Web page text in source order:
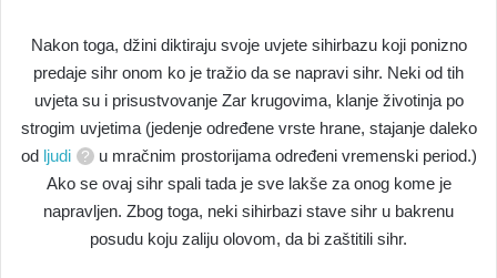
Nakon toga, džini diktiraju svoje uvjete sihirbazu koji ponizno
predaje sihr onom ko je tražio da se napravi sihr. Neki od tih
uvjeta su i prisustvovanje Zar krugovima, klanje životinja po
strogim uvjetima (jedenje određene vrste hrane, stajanje daleko
od ljudi
u mračnim prostorijama određeni vremenski period.)
Ako se ovaj sihr spali tada je sve lakše za onog kome je
napravljen. Zbog toga, neki sihirbazi stave sihr u bakrenu
posudu koju zaliju olovom, da bi zaštitili sihr.